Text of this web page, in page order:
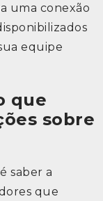
uma conexão
equipe
que
sobre
saber a
que